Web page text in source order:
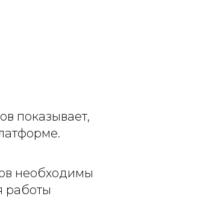
показывает,
необходимы
работы